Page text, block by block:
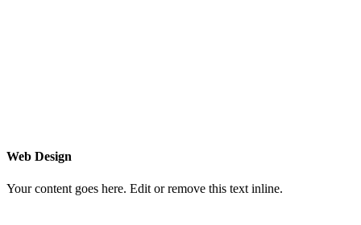
Web Design
Your content goes here. Edit or remove this text inline.